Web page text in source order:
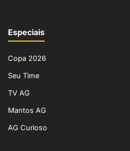
Especiais
Copa 2026
Seu Time
TV AG
Mantos AG
AG Curioso